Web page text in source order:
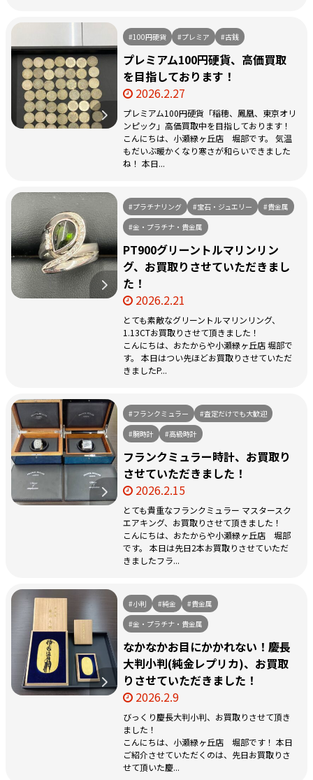
#100円硬貨 #プレミア #古銭
プレミアム100円硬貨、高価買取
を目指しております！
2026.2.27
プレミアム100円硬貨「稲穂、鳳凰、東京オリ
ンピック」高価買取中を目指しております！
こんにちは、小瀬緑ヶ丘店 堀部です。 気温
もだいぶ暖かくなり寒さが和らいできました
ね！ 本日...
#プラチナリング #宝石・ジュエリー
#貴金属
#金・プラチナ・貴金属
PT900グリーントルマリンリン
グ、お買取りさせていただきまし
た！
2026.2.21
とても素敵なグリーントルマリンリング、
1.13CTお買取りさせて頂きました！
こんにちは、おたからや小瀬緑ヶ丘店 堀部で
す。 本日はつい先ほどお買取りさせていただ
きましたP...
#フランクミュラー
#査定だけでも大歓迎
#腕時計
#高級時計
フランクミュラー時計、お買取り
させていただきました！
2026.2.15
とても貴重なフランクミュラー マスタースク
エアキング、お買取りさせて頂きました！
こんにちは、おたからや小瀬緑ヶ丘店 堀部
です。 本日は先日2本お買取りさせていただ
きましたフラ...
#小判 #純金
#貴金属
#金・プラチナ・貴金属
なかなかお目にかかれない！慶長
大判小判(純金レプリカ)、お買取
りさせていただきました！
2026.2.9
びっくり慶長大判小判、お買取りさせて頂き
ました！
こんにちは、小瀬緑ヶ丘店 堀部です！ 本日
ご紹介させていただくのは、先日お買取りさ
せて頂いた慶...